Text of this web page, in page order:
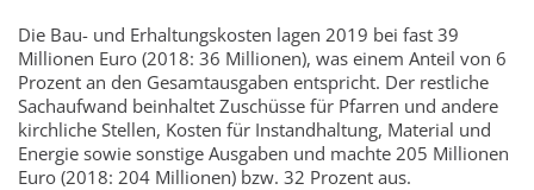
Die Bau- und Erhaltungskosten lagen 2019 bei fast 39
Millionen Euro (2018: 36 Millionen), was einem Anteil von 6
Prozent an den Gesamtausgaben entspricht. Der restliche
Sachaufwand beinhaltet Zuschüsse für Pfarren und andere
kirchliche Stellen, Kosten für Instandhaltung, Material und
Energie sowie sonstige Ausgaben und machte 205 Millionen
Euro (2018: 204 Millionen) bzw. 32 Prozent aus.